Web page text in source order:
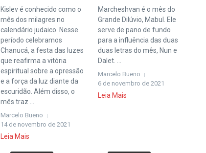
Kislev é conhecido como o
mês dos milagres no
calendário judaico. Nesse
período celebramos
Chanucá, a festa das luzes
que reafirma a vitória
espiritual sobre a opressão
e a força da luz diante da
escuridão. Além disso, o
mês traz ...
Marcelo Bueno
14 de novembro de 2021
Leia Mais
Marcheshvan é o mês do
Grande Dilúvio, Mabul. Ele
serve de pano de fundo
para a influência das duas
duas letras do mês, Nun e
Dalet. ...
Marcelo Bueno
6 de novembro de 2021
Leia Mais